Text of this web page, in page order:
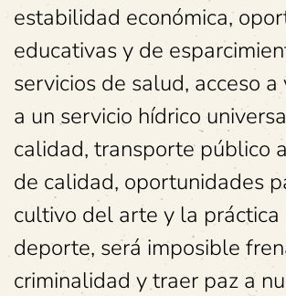
estabilidad económica,
educativas y de
servicios de salud, acceso
a un servicio hídrico
calidad, transporte público
de calidad, oportunidades
cultivo del arte y la
deporte, será imposible
criminalidad y traer paz a